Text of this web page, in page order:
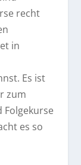
recht
in
Es ist
zum
Folgekurse
es so